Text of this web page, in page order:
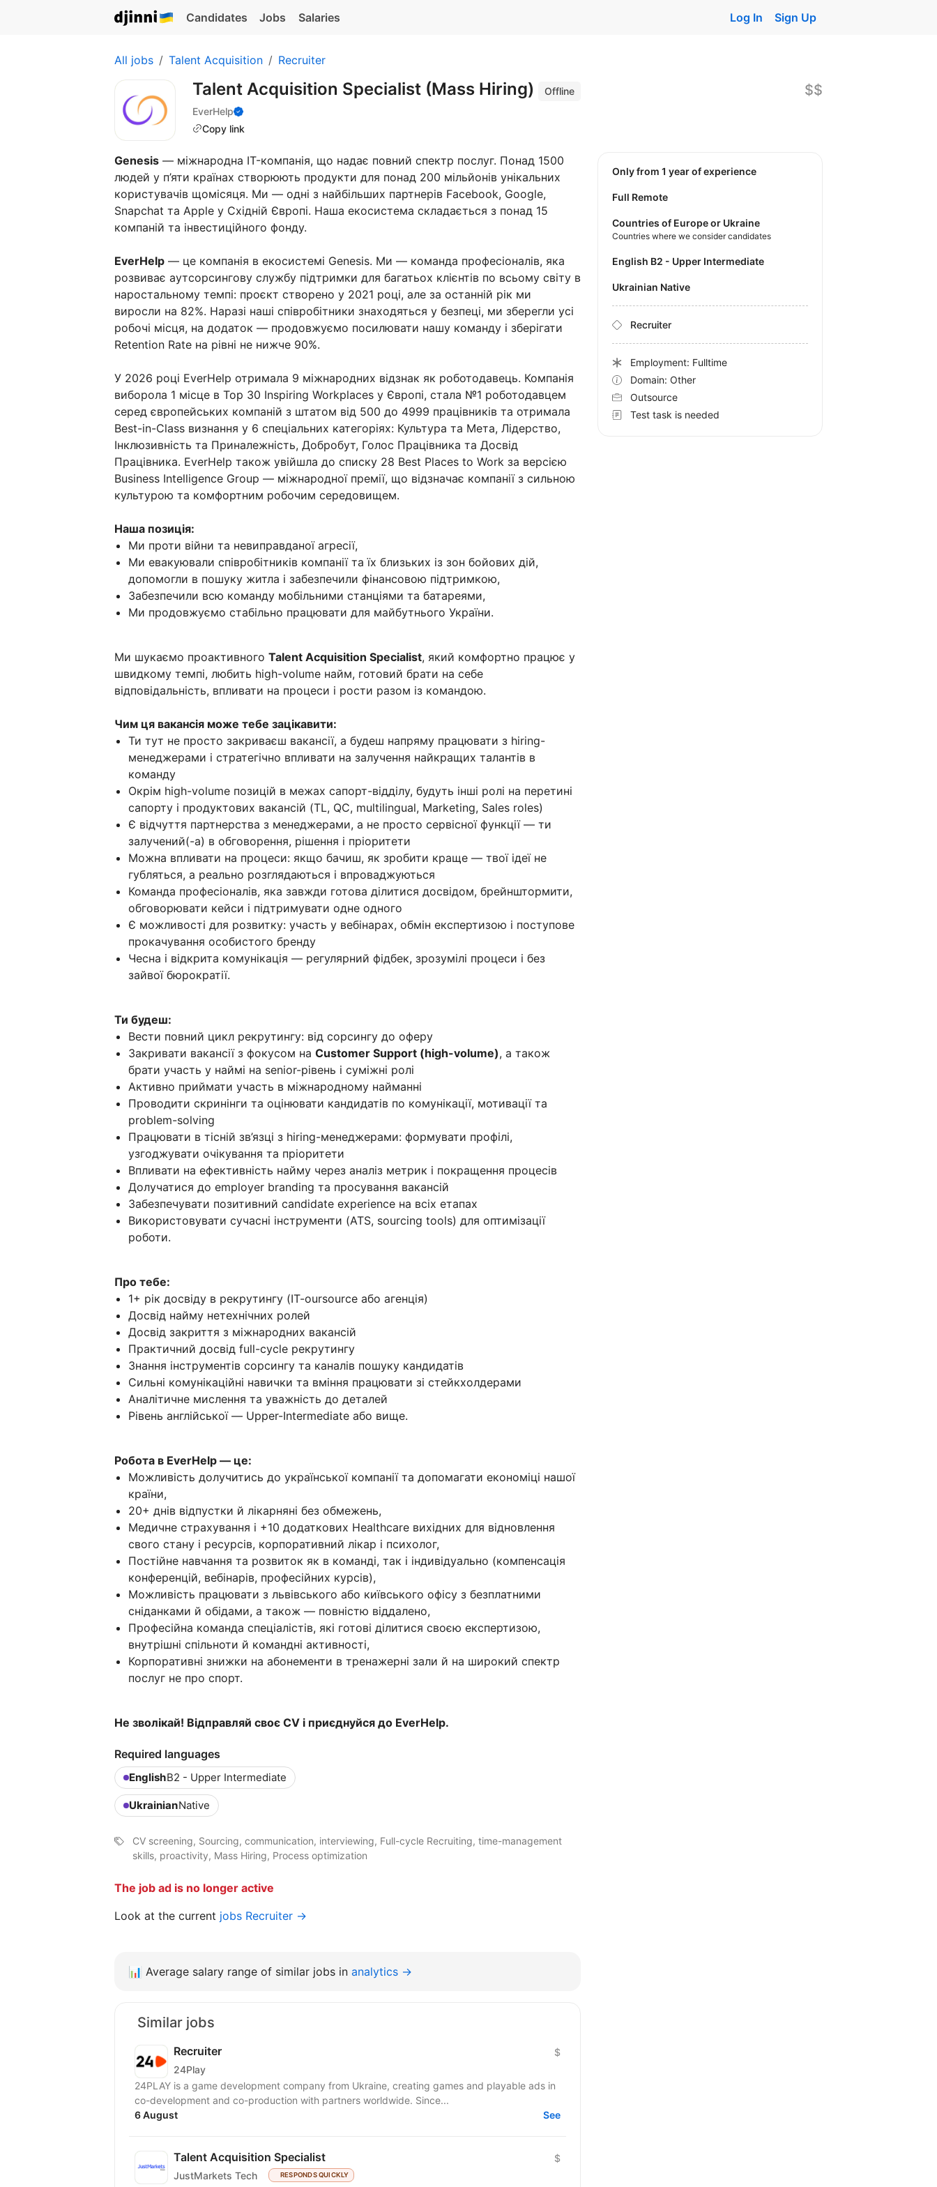
Candidates Jobs Salaries Log In Sign Up
All jobs Talent Acquisition Recruiter
Talent Acquisition Specialist (Mass Hiring)
Offline
EverHelp
Copy link
$$
Genesis — міжнародна IT-компанія, що надає повний спектр послуг. Понад 1500
людей у п’яти країнах створюють продукти для понад 200 мільйонів унікальних
користувачів щомісяця. Ми — одні з найбільших партнерів Facebook, Google,
Snapchat та Apple у Східній Європі. Наша екосистема складається з понад 15
компаній та інвестиційного фонду.
EverHelp — це компанія в екосистемі Genesis. Ми — команда професіоналів, яка
розвиває аутсорсингову службу підтримки для багатьох клієнтів по всьому світу в
наростальному темпі: проєкт створено у 2021 році, але за останній рік ми
виросли на 82%. Наразі наші співробітники знаходяться у безпеці, ми зберегли усі
робочі місця, на додаток — продовжуємо посилювати нашу команду і зберігати
Retention Rate на рівні не нижче 90%.
У 2026 році EverHelp отримала 9 міжнародних відзнак як роботодавець. Компанія
виборола 1 місце в Top 30 Inspiring Workplaces у Європі, стала №1 роботодавцем
серед європейських компаній з штатом від 500 до 4999 працівників та отримала
Best-in-Class визнання у 6 спеціальних категоріях: Культура та Мета, Лідерство,
Інклюзивність та Приналежність, Добробут, Голос Працівника та Досвід
Працівника. EverHelp також увійшла до списку 28 Best Places to Work за версією
Business Intelligence Group — міжнародної премії, що відзначає компанії з сильною
культурою та комфортним робочим середовищем.
Наша позиція:
Ми проти війни та невиправданої агресії,
Ми евакуювали співробітників компанії та їх близьких із зон бойових дій,
допомогли в пошуку житла і забезпечили фінансовою підтримкою,
Забезпечили всю команду мобільними станціями та батареями,
Ми продовжуємо стабільно працювати для майбутнього України.
Ми шукаємо проактивного Talent Acquisition Specialist, який комфортно працює у
швидкому темпі, любить high-volume найм, готовий брати на себе
відповідальність, впливати на процеси і рости разом із командою.
Чим ця вакансія може тебе зацікавити:
Ти тут не просто закриваєш вакансії, а будеш напряму працювати з hiring-
менеджерами і стратегічно впливати на залучення найкращих талантів в
команду
Окрім high-volume позицій в межах сапорт-відділу, будуть інші ролі на перетині
сапорту і продуктових вакансій (TL, QC, multilingual, Marketing, Sales roles)
Є відчуття партнерства з менеджерами, а не просто сервісної функції — ти
залучений(-а) в обговорення, рішення і пріоритети
Можна впливати на процеси: якщо бачиш, як зробити краще — твої ідеї не
губляться, а реально розглядаються і впроваджуються
Команда професіоналів, яка завжди готова ділитися досвідом, брейнштормити,
обговорювати кейси і підтримувати одне одного
Є можливості для розвитку: участь у вебінарах, обмін експертизою і поступове
прокачування особистого бренду
Чесна і відкрита комунікація — регулярний фідбек, зрозумілі процеси і без
зайвої бюрократії.
Ти будеш:
Вести повний цикл рекрутингу: від сорсингу до оферу
Закривати вакансії з фокусом на Customer Support (high-volume), а також
брати участь у наймі на senior-рівень і суміжні ролі
Активно приймати участь в міжнародному найманні
Проводити скринінги та оцінювати кандидатів по комунікації, мотивації та
problem-solving
Працювати в тісній зв’язці з hiring-менеджерами: формувати профілі,
узгоджувати очікування та пріоритети
Впливати на ефективність найму через аналіз метрик і покращення процесів
Долучатися до employer branding та просування вакансій
Забезпечувати позитивний candidate experience на всіх етапах
Використовувати сучасні інструменти (ATS, sourcing tools) для оптимізації
роботи.
Про тебе:
1+ рік досвіду в рекрутингу (IT-oursource або агенція)
Досвід найму нетехнічних ролей
Досвід закриття з міжнародних вакансій
Практичний досвід full-cycle рекрутингу
Знання інструментів сорсингу та каналів пошуку кандидатів
Сильні комунікаційні навички та вміння працювати зі стейкхолдерами
Аналітичне мислення та уважність до деталей
Рівень англійської — Upper-Intermediate або вище.
Робота в EverHelp — це:
Можливість долучитись до української компанії та допомагати економіці нашої
країни,
20+ днів відпустки й лікарняні без обмежень,
Медичне страхування і +10 додаткових Healthcare вихідних для відновлення
свого стану і ресурсів, корпоративний лікар і психолог,
Постійне навчання та розвиток як в команді, так і індивідуально (компенсація
конференцій, вебінарів, професійних курсів),
Можливість працювати з львівського або київського офісу з безплатними
сніданками й обідами, а також — повністю віддалено,
Професійна команда спеціалістів, які готові ділитися своєю експертизою,
внутрішні спільноти й командні активності,
Корпоративні знижки на абонементи в тренажерні зали й на широкий спектр
послуг не про спорт.
Не зволікай! Відправляй своє CV і приєднуйся до EverHelp.
Required languages
EnglishB2 - Upper Intermediate
UkrainianNative
CV screening, Sourcing, communication, interviewing, Full-cycle Recruiting, time-management
skills, proactivity, Mass Hiring, Process optimization
The job ad is no longer active
Look at the current jobs Recruiter →
Only from 1 year of experience
Full Remote
Countries of Europe or Ukraine
Countries where we consider candidates
English B2 - Upper Intermediate
Ukrainian Native
Recruiter
Employment: Fulltime
Domain: Other
Outsource
Test task is needed
📊 Average salary range of similar jobs in analytics →
Similar jobs
Recruiter
24Play
$
24PLAY is a game development company from Ukraine, creating games and playable ads in
co-development and co-production with partners worldwide. Since...
6 August
See
Talent Acquisition Specialist
JustMarkets Tech RESPONDS QUICKLY
$